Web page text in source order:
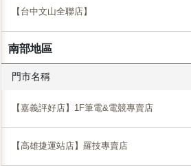
【台中文山全聯店】
南部地區
門市名稱
【嘉義評好店】1F筆電&電競專賣店
【高雄捷運站店】羅技專賣店